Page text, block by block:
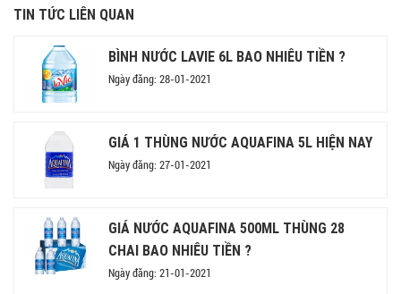
TIN TỨC LIÊN QUAN
BÌNH NƯỚC LAVIE 6L BAO NHIÊU TIỀN ?
Ngày đăng: 28-01-2021
GIÁ 1 THÙNG NƯỚC AQUAFINA 5L HIỆN NAY
Ngày đăng: 27-01-2021
GIÁ NƯỚC AQUAFINA 500ML THÙNG 28
CHAI BAO NHIÊU TIỀN ?
Ngày đăng: 21-01-2021